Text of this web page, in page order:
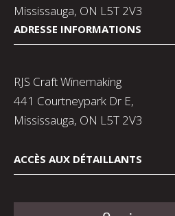
Mississauga, ON L5T 2V3
ADRESSE INFORMATIONS
RJS Craft Winemaking
441 Courtneypark Dr E,
Mississauga, ON L5T 2V3
ACCÈS AUX DÉTAILLANTS